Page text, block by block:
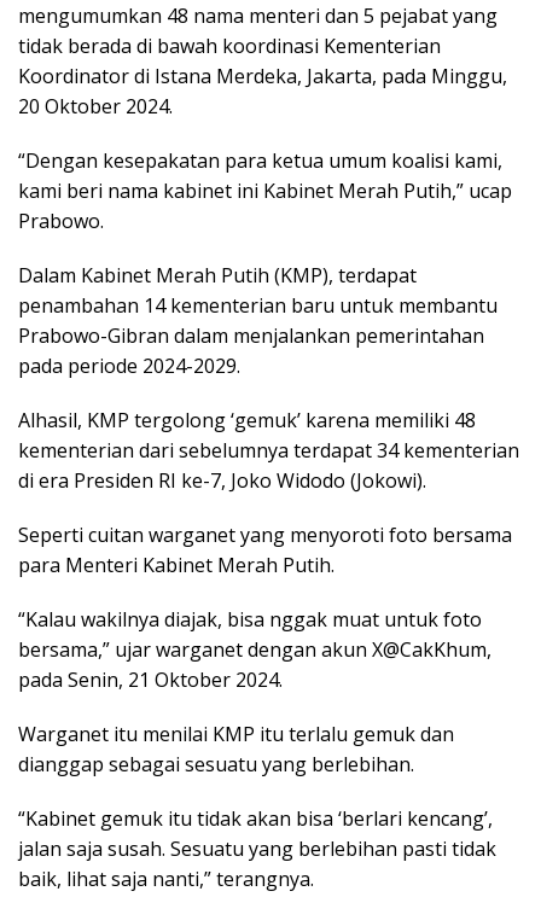
mengumumkan 48 nama menteri dan 5 pejabat yang
tidak berada di bawah koordinasi Kementerian
Koordinator di Istana Merdeka, Jakarta, pada Minggu,
20 Oktober 2024.
“Dengan kesepakatan para ketua umum koalisi kami,
kami beri nama kabinet ini Kabinet Merah Putih,” ucap
Prabowo.
Dalam Kabinet Merah Putih (KMP), terdapat
penambahan 14 kementerian baru untuk membantu
Prabowo-Gibran dalam menjalankan pemerintahan
pada periode 2024-2029.
Alhasil, KMP tergolong ‘gemuk’ karena memiliki 48
kementerian dari sebelumnya terdapat 34 kementerian
di era Presiden RI ke-7, Joko Widodo (Jokowi).
Seperti cuitan warganet yang menyoroti foto bersama
para Menteri Kabinet Merah Putih.
“Kalau wakilnya diajak, bisa nggak muat untuk foto
bersama,” ujar warganet dengan akun X@CakKhum,
pada Senin, 21 Oktober 2024.
Warganet itu menilai KMP itu terlalu gemuk dan
dianggap sebagai sesuatu yang berlebihan.
“Kabinet gemuk itu tidak akan bisa ‘berlari kencang’,
jalan saja susah. Sesuatu yang berlebihan pasti tidak
baik, lihat saja nanti,” terangnya.